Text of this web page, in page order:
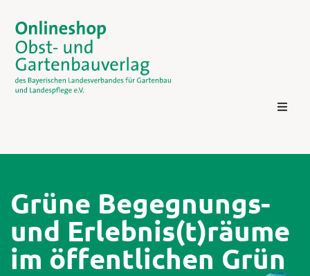
Kontakt
Grüne Begegnungs-
und Erlebnis(t)räume
im öffentlichen Grün